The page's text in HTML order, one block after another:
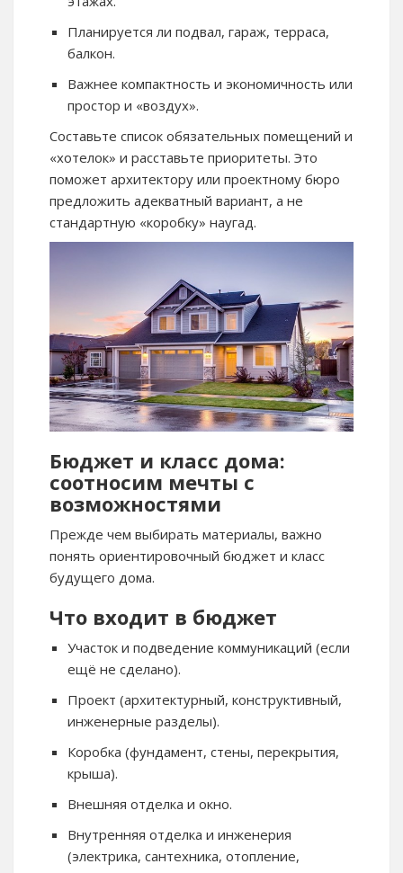
Планируется ли подвал, гараж, терраса,
балкон.
Важнее компактность и экономичность или
простор и «воздух».
Составьте список обязательных помещений и
«хотелок» и расставьте приоритеты. Это
поможет архитектору или проектному бюро
предложить адекватный вариант, а не
стандартную «коробку» наугад.
Бюджет и класс дома:
соотносим мечты с
возможностями
Прежде чем выбирать материалы, важно
понять ориентировочный бюджет и класс
будущего дома.
Что входит в бюджет
Участок и подведение коммуникаций (если
ещё не сделано).
Проект (архитектурный, конструктивный,
инженерные разделы).
Коробка (фундамент, стены, перекрытия,
крыша).
Внешняя отделка и окно.
Внутренняя отделка и инженерия
(электрика, сантехника, отопление,